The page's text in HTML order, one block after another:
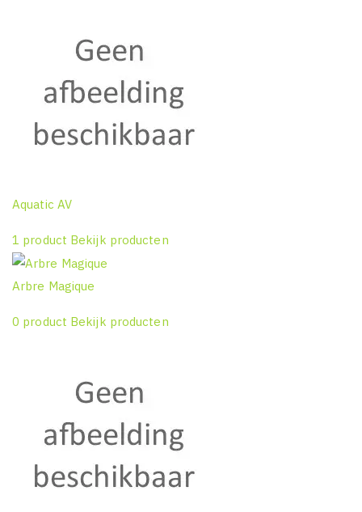
Aquatic AV
1 product Bekijk producten
Arbre Magique
0 product Bekijk producten